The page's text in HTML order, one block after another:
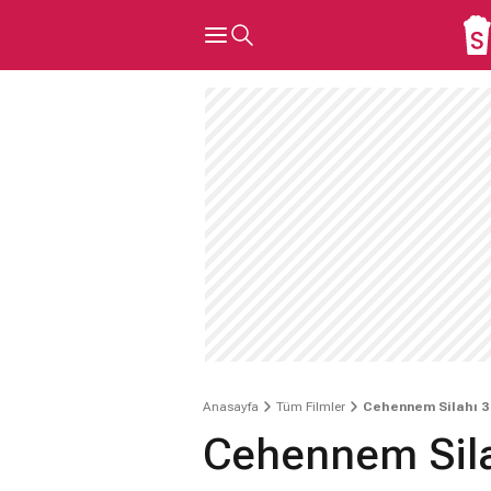
Anasayfa Tüm Filmler Cehennem Silahı 3
Cehennem